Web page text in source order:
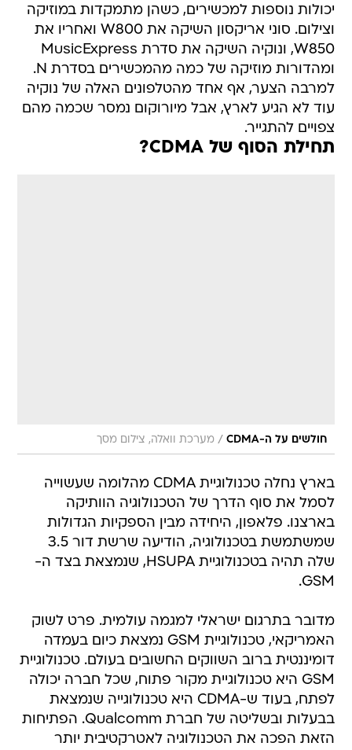
יכולות נוספות למכשירים, כשהן מתמקדות במוזיקה
וצילום. סוני אריקסון השיקה את W800 ואחריו את
W850, ונוקיה השיקה את סדרת MusicExpress
ומהדורות מוזיקה של כמה מהמכשירים בסדרת N.
למרבה הצער, אף אחד מהטלפונים האלה של נוקיה
עוד לא הגיע לארץ, אבל מיורוקום נמסר שכמה מהם
צפויים להתגייר.
תחילת הסוף של CDMA?
חולשים על ה-CDMA / מערכת וואלה, צילום מסך
בארץ נחלה טכנולוגיית CDMA מהלומה שעשוייה
לסמל את סוף הדרך של הטכנולוגיה הוותיקה
בארצנו. פלאפון, היחידה מבין הספקיות הגדולות
שמשתמשת בטכנולוגיה, הודיעה שרשת דור 3.5
שלה תהיה בטכנולוגיית HSUPA, שנמצאת בצד ה-
GSM.
מדובר בתרגום ישראלי למגמה עולמית. פרט לשוק
האמריקאי, טכנולוגיית GSM נמצאת כיום בעמדה
דומיננטית ברוב השווקים החשובים בעולם. טכנולוגיית
GSM היא טכנולוגיית מקור פתוח, שכל חברה יכולה
לפתח, בעוד ש-CDMA היא טכנולוגייה שנמצאת
בבעלות ובשליטה של חברת Qualcomm. הפתיחות
הזאת הפכה את הטכנולוגיה לאטרקטיבית יותר